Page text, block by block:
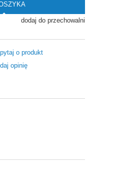
dodaj do przechowalni
o produkt
opinię